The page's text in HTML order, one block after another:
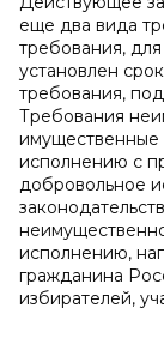
еще два вида
требования,
установлен
требования,
Требования
имущественные
исполнению с
добровольное
исполнению,
гражданина
избирателей,